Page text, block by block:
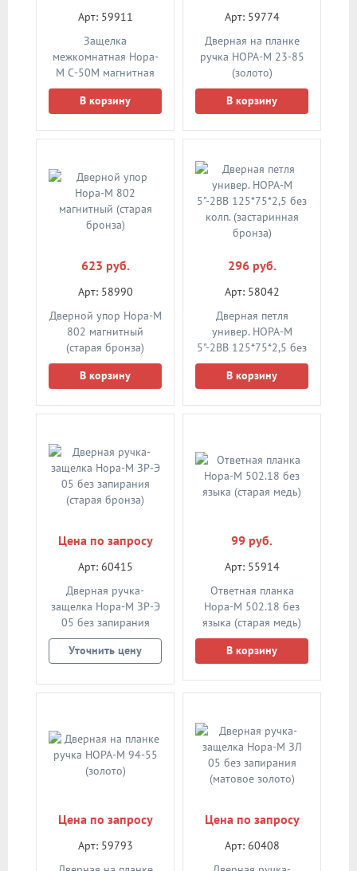
Арт: 59911
Защелка
межкомнатная Нора-
М С-50М магнитная
(старая медь)
В корзину
Арт: 59774
Дверная на планке
ручка НОРА-М 23-85
(золото)
В корзину
623 руб.
Арт: 58990
Дверной упор Нора-М
802 магнитный
(старая бронза)
В корзину
296 руб.
Арт: 58042
Дверная петля
универ. НОРА-М
5"-2ВВ 125*75*2,5 без
колп. (застаринная
бронза)
В корзину
Цена по запросу
Арт: 60415
Дверная ручка-
защелка Нора-М ЗР-Э
05 без запирания
(старая бронза)
Уточнить цену
99 руб.
Арт: 55914
Ответная планка
Нора-М 502.18 без
языка (старая медь)
В корзину
Цена по запросу
Арт: 59793
Цена по запросу
Арт: 60408